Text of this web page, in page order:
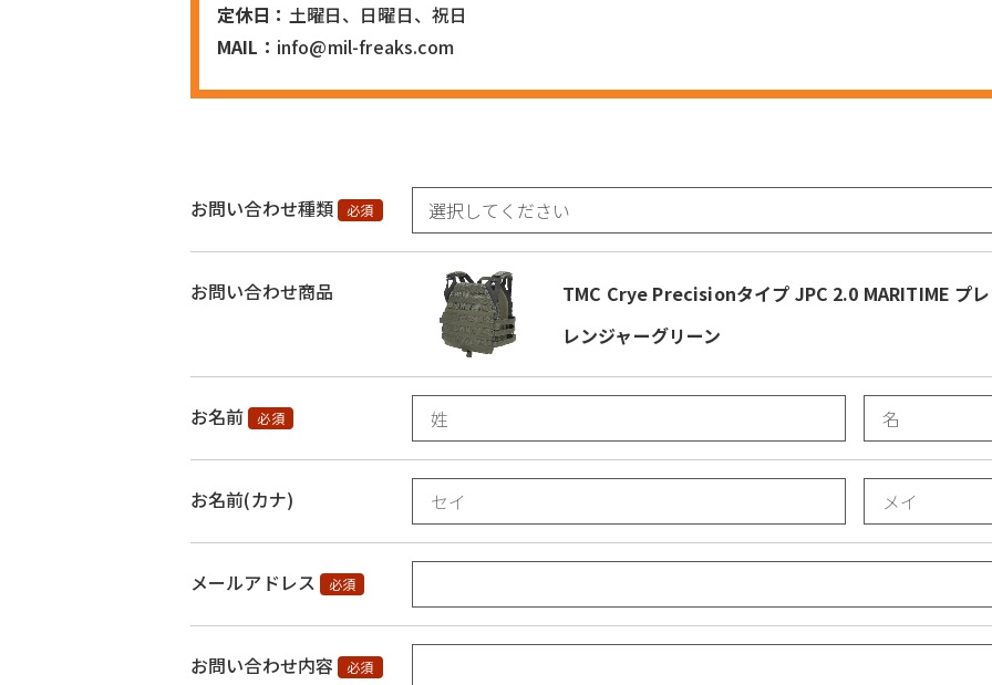
定休日： 土曜日、日曜日、祝日
MAIL： info@mil-freaks.com
お問い合わせ種類 必須
お問い合わせ商品
TMC Crye Precisionタイプ JPC 2.0 MARITIME プ
レンジャーグリーン
お名前 必須
お名前(カナ)
メールアドレス 必須
お問い合わせ内容 必須